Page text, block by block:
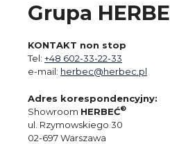
Grupa
KONTAKT non stop
Tel: +48 602-33-22-33
e-mail: herbec@herbec.pl
Adres korespondencyjny:
Showroom HERBEĆ®
ul. Rzymowskiego 30
02-697 Warszawa